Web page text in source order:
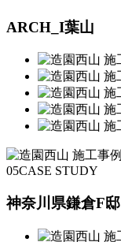
ARCH_I葉山
05CASE STUDY
神奈川県鎌倉F邸